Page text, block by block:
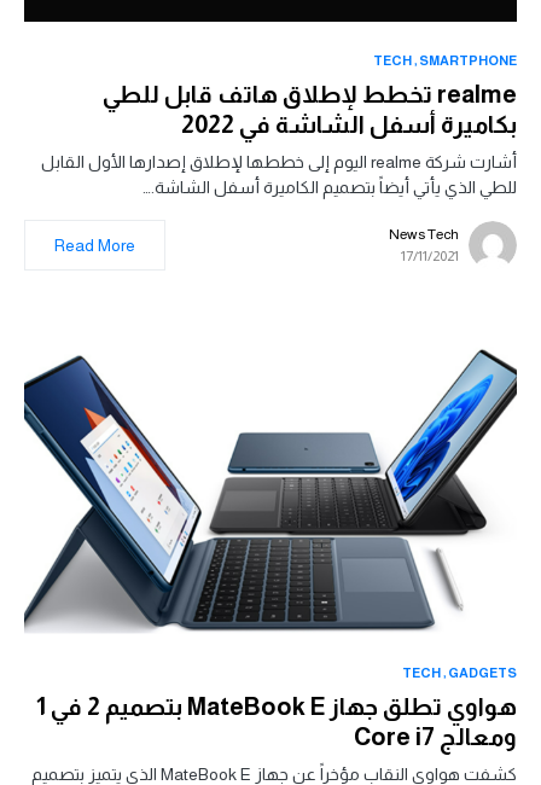
SMARTPHONE
TECH
realme تخطط لإطلاق هاتف قابل للطي
بكاميرة أسفل الشاشة في 2022
أشارت شركة realme اليوم إلى خططها لإطلاق إصدارها الأول القابل
للطي الذي يأتي أيضاً بتصميم الكاميرة أسفل الشاشة.…
News Tech
17/11/2021
Read More
GADGETS
TECH
هواوي تطلق جهاز MateBook E بتصميم 2 في 1
ومعالج Core i7
كشفت هواوي النقاب مؤخراً عن جهاز MateBook E الذي يتميز بتصميم